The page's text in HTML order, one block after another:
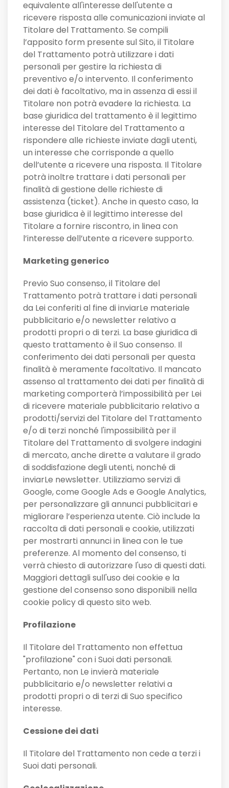
equivalente all'interesse dell'utente a
ricevere risposta alle comunicazioni inviate al
Titolare del Trattamento. Se compili
l’apposito form presente sul Sito, il Titolare
del Trattamento potrà utilizzare i dati
personali per gestire la richiesta di
preventivo e/o intervento. Il conferimento
dei dati è facoltativo, ma in assenza di essi il
Titolare non potrà evadere la richiesta. La
base giuridica del trattamento è il legittimo
interesse del Titolare del Trattamento a
rispondere alle richieste inviate dagli utenti,
un interesse che corrisponde a quello
dell’utente a ricevere una risposta. Il Titolare
potrà inoltre trattare i dati personali per
finalità di gestione delle richieste di
assistenza (ticket). Anche in questo caso, la
base giuridica è il legittimo interesse del
Titolare a fornire riscontro, in linea con
l’interesse dell’utente a ricevere supporto.
Marketing generico
Previo Suo consenso, il Titolare del
Trattamento potrà trattare i dati personali
da Lei conferiti al fine di inviarLe materiale
pubblicitario e/o newsletter relativo a
prodotti propri o di terzi. La base giuridica di
questo trattamento è il Suo consenso. Il
conferimento dei dati personali per questa
finalità è meramente facoltativo. Il mancato
assenso al trattamento dei dati per finalità di
marketing comporterà l’impossibilità per Lei
di ricevere materiale pubblicitario relativo a
prodotti/servizi del Titolare del Trattamento
e/o di terzi nonché l'impossibilità per il
Titolare del Trattamento di svolgere indagini
di mercato, anche dirette a valutare il grado
di soddisfazione degli utenti, nonché di
inviarLe newsletter. Utilizziamo servizi di
Google, come Google Ads e Google Analytics,
per personalizzare gli annunci pubblicitari e
migliorare l’esperienza utente. Ciò include la
raccolta di dati personali e cookie, utilizzati
per mostrarti annunci in linea con le tue
preferenze. Al momento del consenso, ti
verrà chiesto di autorizzare l'uso di questi dati.
Maggiori dettagli sull'uso dei cookie e la
gestione del consenso sono disponibili nella
cookie policy di questo sito web.
Profilazione
Il Titolare del Trattamento non effettua
"profilazione" con i Suoi dati personali.
Pertanto, non Le invierà materiale
pubblicitario e/o newsletter relativi a
prodotti propri o di terzi di Suo specifico
interesse.
Cessione dei dati
Il Titolare del Trattamento non cede a terzi i
Suoi dati personali.